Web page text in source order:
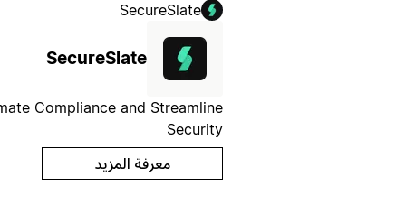
SecureSlate
SecureSlate
Compliance and Streamline
Security
معرفة المزيد